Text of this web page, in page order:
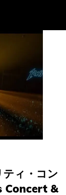
ィ・コン
Concert &